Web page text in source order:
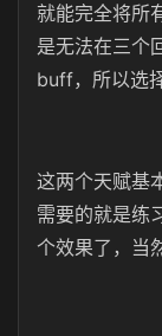
就能完全将所
是无法在三个
buff，所以选
这两个天赋基
需要的就是练
个效果了，当